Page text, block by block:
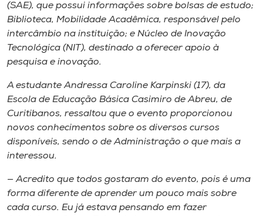
(SAE), que possui informações sobre bolsas de estudo;
Biblioteca, Mobilidade Acadêmica, responsável pelo
intercâmbio na instituição; e Núcleo de Inovação
Tecnológica (NIT), destinado a oferecer apoio à
pesquisa e inovação.
A estudante Andressa Caroline Karpinski (17), da
Escola de Educação Básica Casimiro de Abreu, de
Curitibanos, ressaltou que o evento proporcionou
novos conhecimentos sobre os diversos cursos
disponíveis, sendo o de Administração o que mais a
interessou.
— Acredito que todos gostaram do evento, pois é uma
forma diferente de aprender um pouco mais sobre
cada curso. Eu já estava pensando em fazer